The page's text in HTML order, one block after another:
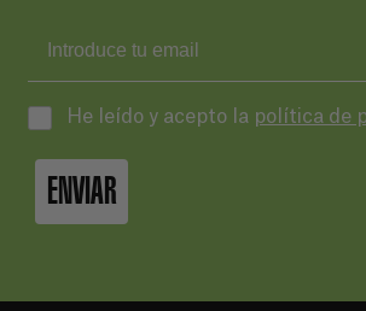
He leído y acepto la política de
ENVIAR